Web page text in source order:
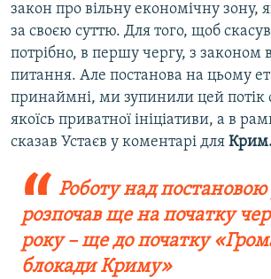
закон про вільну економічну зону,
за своєю суттю. Для того, щоб
потрібно, в першу чергу, з законом
питання. Але постанова на цьому
принаймні, ми зупинили цей потік
якоїсь приватної ініціативи, а в
сказав Устаєв у коментарі для
Роботу над постановою
розпочав ще на початку
року – ще до початку
блокади Криму»